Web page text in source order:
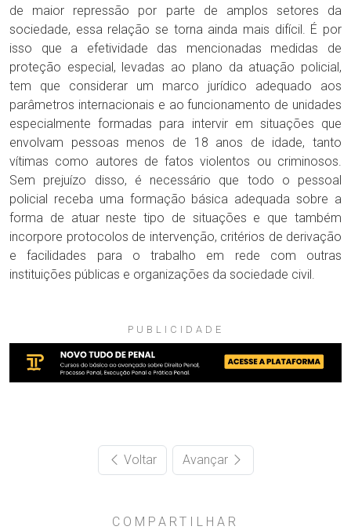
de maior repressão por parte de amplos setores da
sociedade, essa relação se torna ainda mais difícil. É por
isso que a efetividade das mencionadas medidas de
proteção especial, levadas ao plano da atuação policial,
tem que considerar um marco jurídico adequado aos
parâmetros internacionais e ao funcionamento de unidades
especialmente formadas para intervir em situações que
envolvam pessoas menos de 18 anos de idade, tanto
vítimas como autores de fatos violentos ou criminosos.
Sem prejuízo disso, é necessário que todo o pessoal
policial receba uma formação básica adequada sobre a
forma de atuar neste tipo de situações e que também
incorpore protocolos de intervenção, critérios de derivação
e facilidades para o trabalho em rede com outras
instituições públicas e organizações da sociedade civil.
PUBLICIDADE
Voltar Avançar
COMPARTILHAR